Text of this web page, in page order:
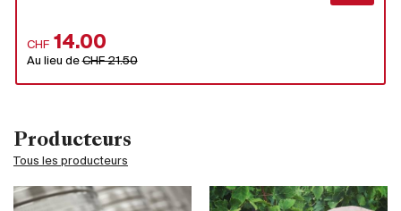
Producteurs
Tous les producteurs
CHF 14.00
Au lieu deCHF 21.50